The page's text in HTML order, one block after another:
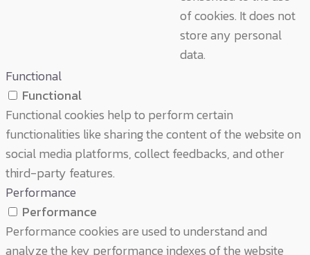
of cookies. It does not
store any personal
data.
Functional
Functional
Functional cookies help to perform certain
functionalities like sharing the content of the website on
social media platforms, collect feedbacks, and other
third-party features.
Performance
Performance
Performance cookies are used to understand and
analyze the key performance indexes of the website